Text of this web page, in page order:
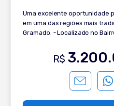
Uma excelente oportunidade
em uma das regiões mais
Gramado. - Localizado no Bairro Planalto - Área total de
Profundidade de 55 metros O terreno possui dimensões
generosas, proporcionando
aproveitamento para projetos
investimento. Situado em
cercada por natureza, belas
acesso ao centro de Gramado. Diferenciais: *
R$